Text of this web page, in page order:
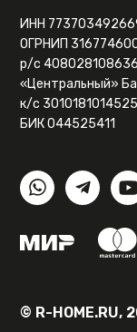
ИНН
ОГРНИП
р/с
«Центральный»
к/с
БИК 044525411
© R-HOME.RU,